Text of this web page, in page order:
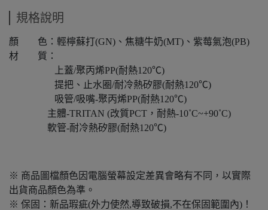
規格說明
顏 色：輕檸蘇打(GN)、焦糖牛奶(MT)、紫莓氣泡(PB)
材 質：
上蓋/聚丙烯PP(耐熱120℃)
提把、止水圈/耐冷熱矽膠(耐熱120℃)
吸管/吸嘴-聚丙烯PP(耐熱120℃)
主體-TRITAN (改質PCT，耐熱-10˚C~+90˚C)
軟管-耐冷熱矽膠(耐熱120℃)
※ 商品圖檔顏色因電腦螢幕設定差異會略有不同，以實際
出貨商品顏色為準。
※ 保固：新品瑕疵(外力使然,導致破損,不在保固範圍內)！